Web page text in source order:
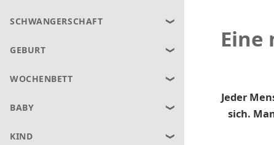
SCHWANGERSCHAFT
GEBURT
WOCHENBETT
BABY
KIND
Eine
Jeder
sich.